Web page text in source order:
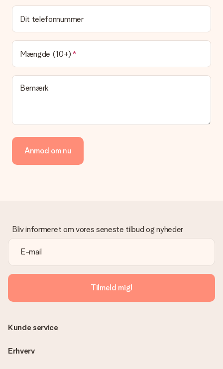
Dit telefonnummer
Mængde (10+)
Bemærk
Anmod om nu
Bliv informeret om vores seneste tilbud og nyheder
Tilmeld mig!
Kunde service
Erhverv